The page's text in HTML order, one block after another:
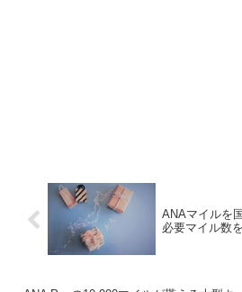
ANAマイルを
必要マイル数